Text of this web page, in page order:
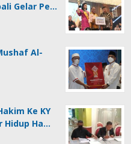
Gelar Pe…
Al-
Ke KY
Hidup Ha…